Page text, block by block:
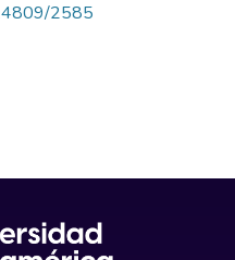
2585